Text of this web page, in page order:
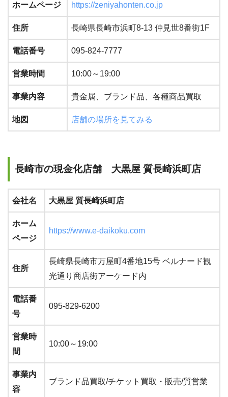
ホームページ https://zeniyahonten.co.jp
住所 長崎県長崎市浜町8-13 仲見世8番街1F
電話番号 095-824-7777
営業時間 10:00～19:00
事業内容 貴金属、ブランド品、各種商品買取
地図 店舗の場所を見てみる
長崎市の現金化店舗 大黒屋 質長崎浜町店
会社名 大黒屋 質長崎浜町店
ホーム
ページ
https://www.e-daikoku.com
住所
長崎県長崎市万屋町4番地15号 ベルナード観
光通り商店街アーケード内
電話番
号
095-829-6200
営業時
間
10:00～19:00
事業内
容
ブランド品買取/チケット買取・販売/質営業